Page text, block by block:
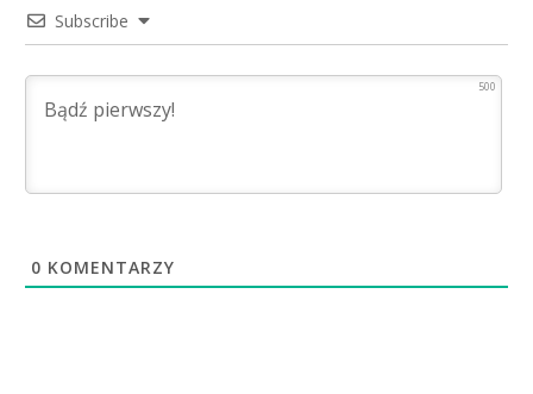
Subscribe
500
0 KOMENTARZY